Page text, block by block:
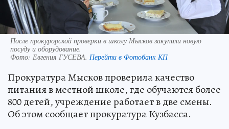
После прокурорской проверки в школу Мысков закупили новую
посуду и оборудование.
Фото: Евгения ГУСЕВА. Перейти в Фотобанк КП
Прокуратура Мысков проверила качество
питания в местной школе, где обучаются более
800 детей, учреждение работает в две смены.
Об этом сообщает прокуратура Кузбасса.